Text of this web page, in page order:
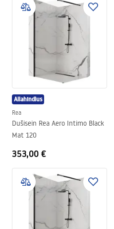
Allahindlus
Rea
Dušisein Rea Aero Intimo Black
Mat 120
353,00 €